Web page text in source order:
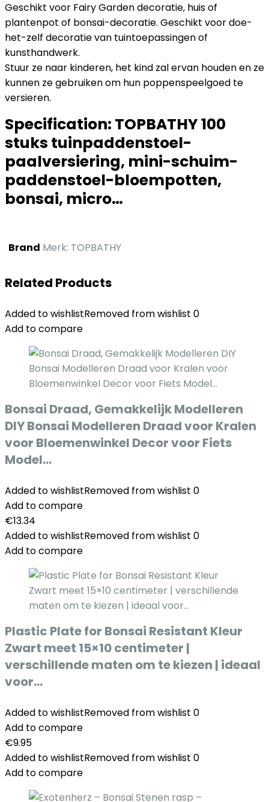
Geschikt voor Fairy Garden decoratie, huis of
plantenpot of bonsai-decoratie. Geschikt voor doe-
het-zelf decoratie van tuintoepassingen of
kunsthandwerk.
Stuur ze naar kinderen, het kind zal ervan houden en ze
kunnen ze gebruiken om hun poppenspeelgoed te
versieren.
Specification: TOPBATHY 100
stuks tuinpaddenstoel-
paalversiering, mini-schuim-
paddenstoel-bloempotten,
bonsai, micro…
Brand Merk: TOPBATHY
Related Products
Added to wishlistRemoved from wishlist 0
Add to compare
Bonsai Draad, Gemakkelijk Modelleren
DIY Bonsai Modelleren Draad voor Kralen
voor Bloemenwinkel Decor voor Fiets
Model…
Added to wishlistRemoved from wishlist 0
Add to compare
€13.34
Added to wishlistRemoved from wishlist 0
Add to compare
Plastic Plate for Bonsai Resistant Kleur
Zwart meet 15×10 centimeter |
verschillende maten om te kiezen | ideaal
voor…
Added to wishlistRemoved from wishlist 0
Add to compare
€9.95
Added to wishlistRemoved from wishlist 0
Add to compare